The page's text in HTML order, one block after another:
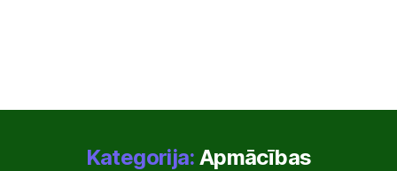
Kategorija: Apmācības